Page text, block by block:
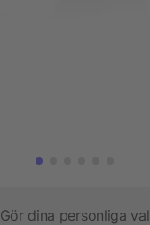
Gör dina personliga val